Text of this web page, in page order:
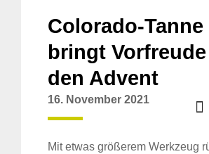
Colorado-Tanne
bringt
den Advent
16. November 2021
Mit etwas größerem Werkzeug